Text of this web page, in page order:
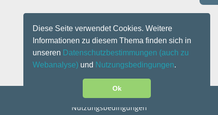
Diese Seite verwendet Cookies. Weitere
Informationen zu diesem Thema finden sich in
unseren Datenschutzbestimmungen (auch zu
Webanalyse) und Nutzungsbedingungen.
Ok
Datenschutz
Nutzungsbedingungen